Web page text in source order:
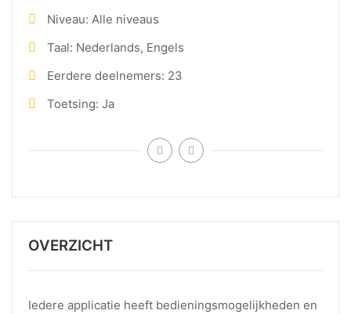
OVERZICHT
Iedere applicatie heeft bedieningsmogelijkheden en
Niveau: Alle niveaus
Taal: Nederlands, Engels
Eerdere deelnemers: 23
Toetsing: Ja